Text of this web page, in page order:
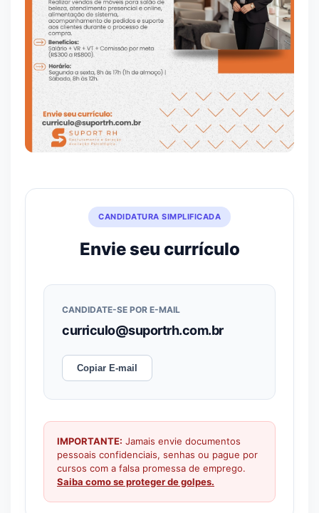
CANDIDATURA SIMPLIFICADA
Envie seu currículo
CANDIDATE-SE POR E-MAIL
curriculo@suportrh.com.br
Copiar E-mail
IMPORTANTE: Jamais envie documentos
pessoais confidenciais, senhas ou pague por
cursos com a falsa promessa de emprego.
Saiba como se proteger de golpes.